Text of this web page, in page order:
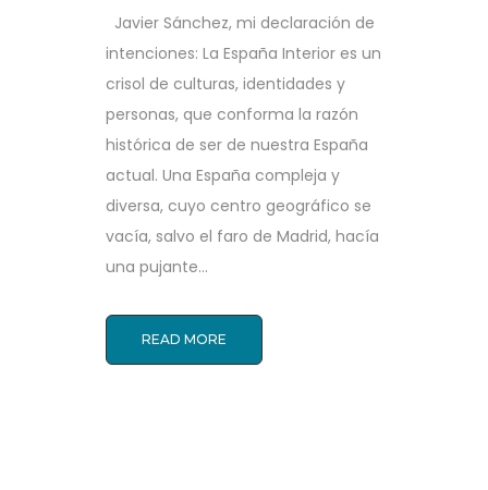
Javier Sánchez, mi declaración de
intenciones: La España Interior es un
crisol de culturas, identidades y
personas, que conforma la razón
histórica de ser de nuestra España
actual. Una España compleja y
diversa, cuyo centro geográfico se
vacía, salvo el faro de Madrid, hacía
una pujante...
READ MORE